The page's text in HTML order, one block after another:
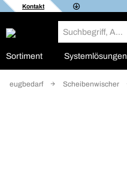
Kontakt
Sortiment Systemlösungen
Scheibenwischer